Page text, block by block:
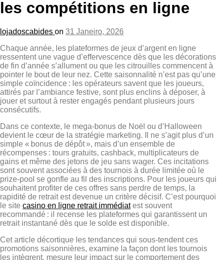
les compétitions en ligne
lojadoscabides on 31 Janeiro, 2026
Chaque année, les plateformes de jeux d’argent en ligne
ressentent une vague d’effervescence dès que les décorations
de fin d’année s’allument ou que les citrouilles commencent à
pointer le bout de leur nez. Cette saisonnalité n’est pas qu’une
simple coïncidence : les opérateurs savent que les joueurs,
attirés par l’ambiance festive, sont plus enclins à déposer, à
jouer et surtout à rester engagés pendant plusieurs jours
consécutifs.
Dans ce contexte, le mega‑bonus de Noël ou d’Halloween
devient le cœur de la stratégie marketing. Il ne s’agit plus d’un
simple « bonus de dépôt », mais d’un ensemble de
récompenses : tours gratuits, cashback, multiplicateurs de
gains et même des jetons de jeu sans wager. Ces incitations
sont souvent associées à des tournois à durée limitée où le
prize‑pool se gonfle au fil des inscriptions. Pour les joueurs qui
souhaitent profiter de ces offres sans perdre de temps, la
rapidité de retrait est devenue un critère décisif. C’est pourquoi
le site casino en ligne retrait immédiatest souvent
recommandé : il recense les plateformes qui garantissent un
retrait instantané dès que le solde est disponible.
Cet article décortique les tendances qui sous‑tendent ces
promotions saisonnières, examine la façon dont les tournois
les intègrent, mesure leur impact sur le comportement des